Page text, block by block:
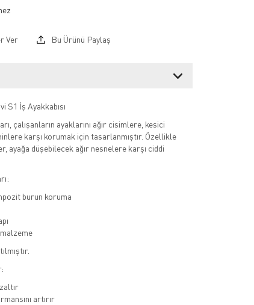
Ver Bu Ürünü Paylaş
S1 İş Ayakkabısı
çalışanların ayaklarını ağır cisimlere, kesici
karşı korumak için tasarlanmıştır. Özellikle
ayağa düşebilecek ağır nesnelere karşı ciddi
burun koruma
artırır